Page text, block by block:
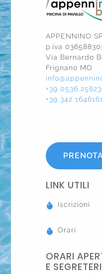
APPENNINO
p.iva
Via Bernardo
Frignano MO
+39 0536
+39 342
LINK UTILI
Iscrizioni
Orari
ORARI
E